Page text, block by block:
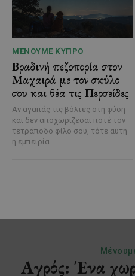
ΜΈΝΟΥΜΕ ΚΎΠΡΟ
Βραδινή πεζοπορία στον
Μαχαιρά με τον σκύλο
σου και θέα τις Περσείδες
Αν αγαπάς τις βόλτες στη φύση
και δεν αποχωρίζεσαι ποτέ τον
τετράποδο φίλο σου, τότε αυτή
η εμπειρία...